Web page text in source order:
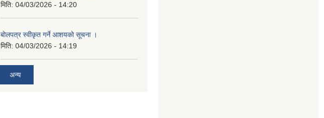
मिति: 04/03/2026 - 14:20
बोलपत्र स्वीकृत गर्ने आशयको सूचना ।
मिति: 04/03/2026 - 14:19
अन्य